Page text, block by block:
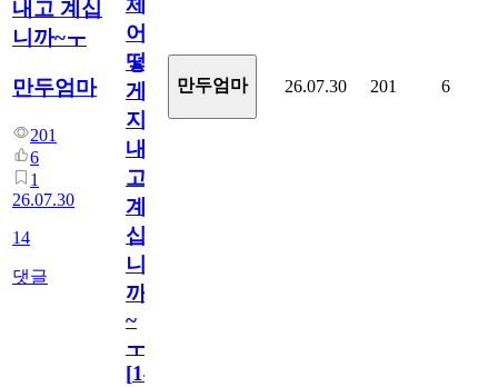
내고 계십
니까~ㅜ
만두엄마
201
6
1
26.07.30
14
댓글
어
떻
게
지
내
고
계
십
니
까
~
ㅜ
[14
만두엄마 26.07.30 201 6